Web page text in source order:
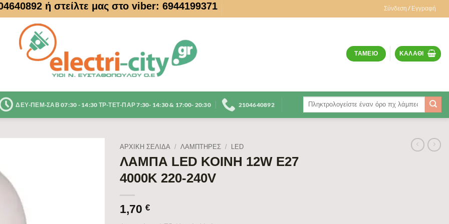
ή στείλτε μας στο viber: 6944199371 Σύνδεση / Εγγραφή
ΤΑΜΕΊΟ ΚΑΛΆΘΙ
ΔΕΥ-ΠΕΜ-ΣΑΒ 07:30 - 14:30 ΤΡ-ΤΕΤ-ΠΑΡ 7:30- 14:30 & 17:00- 20:30 2104640892
Αναζήτηση
ΑΡΧΙΚΉ ΣΕΛΊΔΑ / ΛΑΜΠΤΗΡΕΣ / LED
ΛΑΜΠΑ LED ΚΟΙΝΗ 12W Ε27
4000K 220-240V
1,70 €